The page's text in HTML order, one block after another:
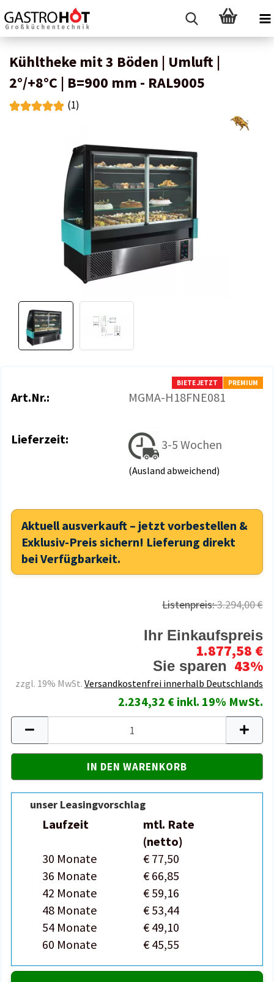
Kühltheke mit 3 Böden | Umluft |
2°/+8°C | B=900 mm - RAL9005
(1)
BIETE JETZT PREMIUM
Art.Nr.: MGMA-H18FNE081
Lieferzeit: 3-5 Wochen
(Ausland abweichend)
Aktuell ausverkauft – jetzt vorbestellen &
Exklusiv-Preis sichern! Lieferung direkt
bei Verfügbarkeit.
Listenpreis:3.294,00 €
Ihr Einkaufspreis
1.877,58 €
Sie sparen 43%
zzgl. 19% MwSt. Versandkostenfrei innerhalb Deutschlands
2.234,32 € inkl. 19% MwSt.
unser Leasingvorschlag
Laufzeit
mtl. Rate
(netto)
30 Monate
€ 77,50
36 Monate
€ 66,85
42 Monate
€ 59,16
48 Monate
€ 53,44
54 Monate
€ 49,10
60 Monate
€ 45,55